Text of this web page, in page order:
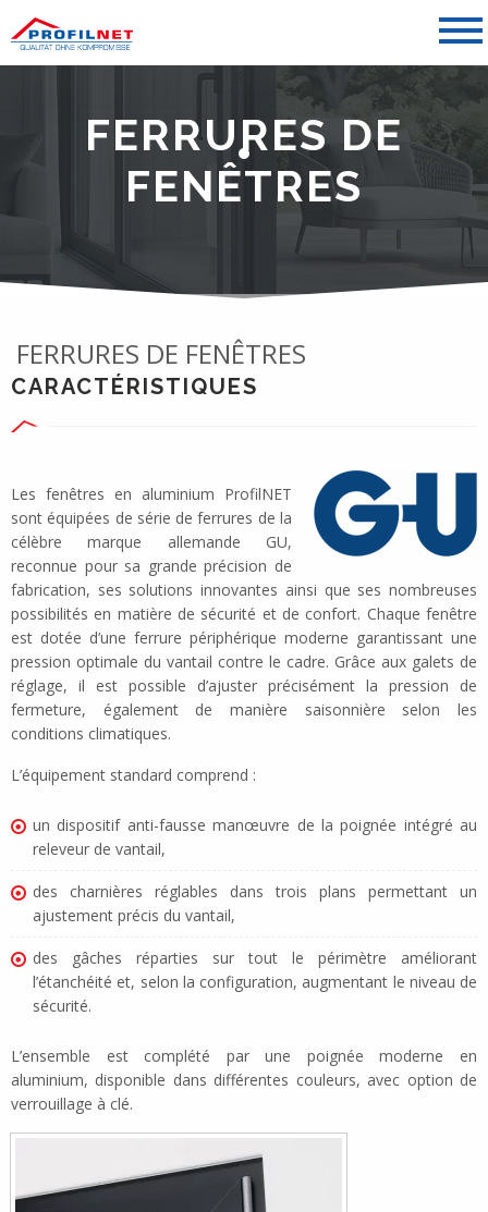
FERRURES DE
FENÊTRES
FERRURES DE FENÊTRES
CARACTÉRISTIQUES
Les fenêtres en aluminium ProfilNET
sont équipées de série de ferrures de la
célèbre marque allemande GU,
reconnue pour sa grande précision de
fabrication, ses solutions innovantes ainsi que ses nombreuses
possibilités en matière de sécurité et de confort. Chaque fenêtre
est dotée d’une ferrure périphérique moderne garantissant une
pression optimale du vantail contre le cadre. Grâce aux galets de
réglage, il est possible d’ajuster précisément la pression de
fermeture, également de manière saisonnière selon les
conditions climatiques.
L’équipement standard comprend :
un dispositif anti-fausse manœuvre de la poignée intégré au
releveur de vantail,
des charnières réglables dans trois plans permettant un
ajustement précis du vantail,
des gâches réparties sur tout le périmètre améliorant
l’étanchéité et, selon la configuration, augmentant le niveau de
sécurité.
L’ensemble est complété par une poignée moderne en
aluminium, disponible dans différentes couleurs, avec option de
verrouillage à clé.